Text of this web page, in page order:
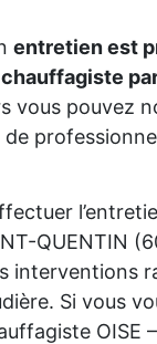
entretien est
chauffagiste
vous pouvez
de
QUENTIN
interventions
Si vous
OISE